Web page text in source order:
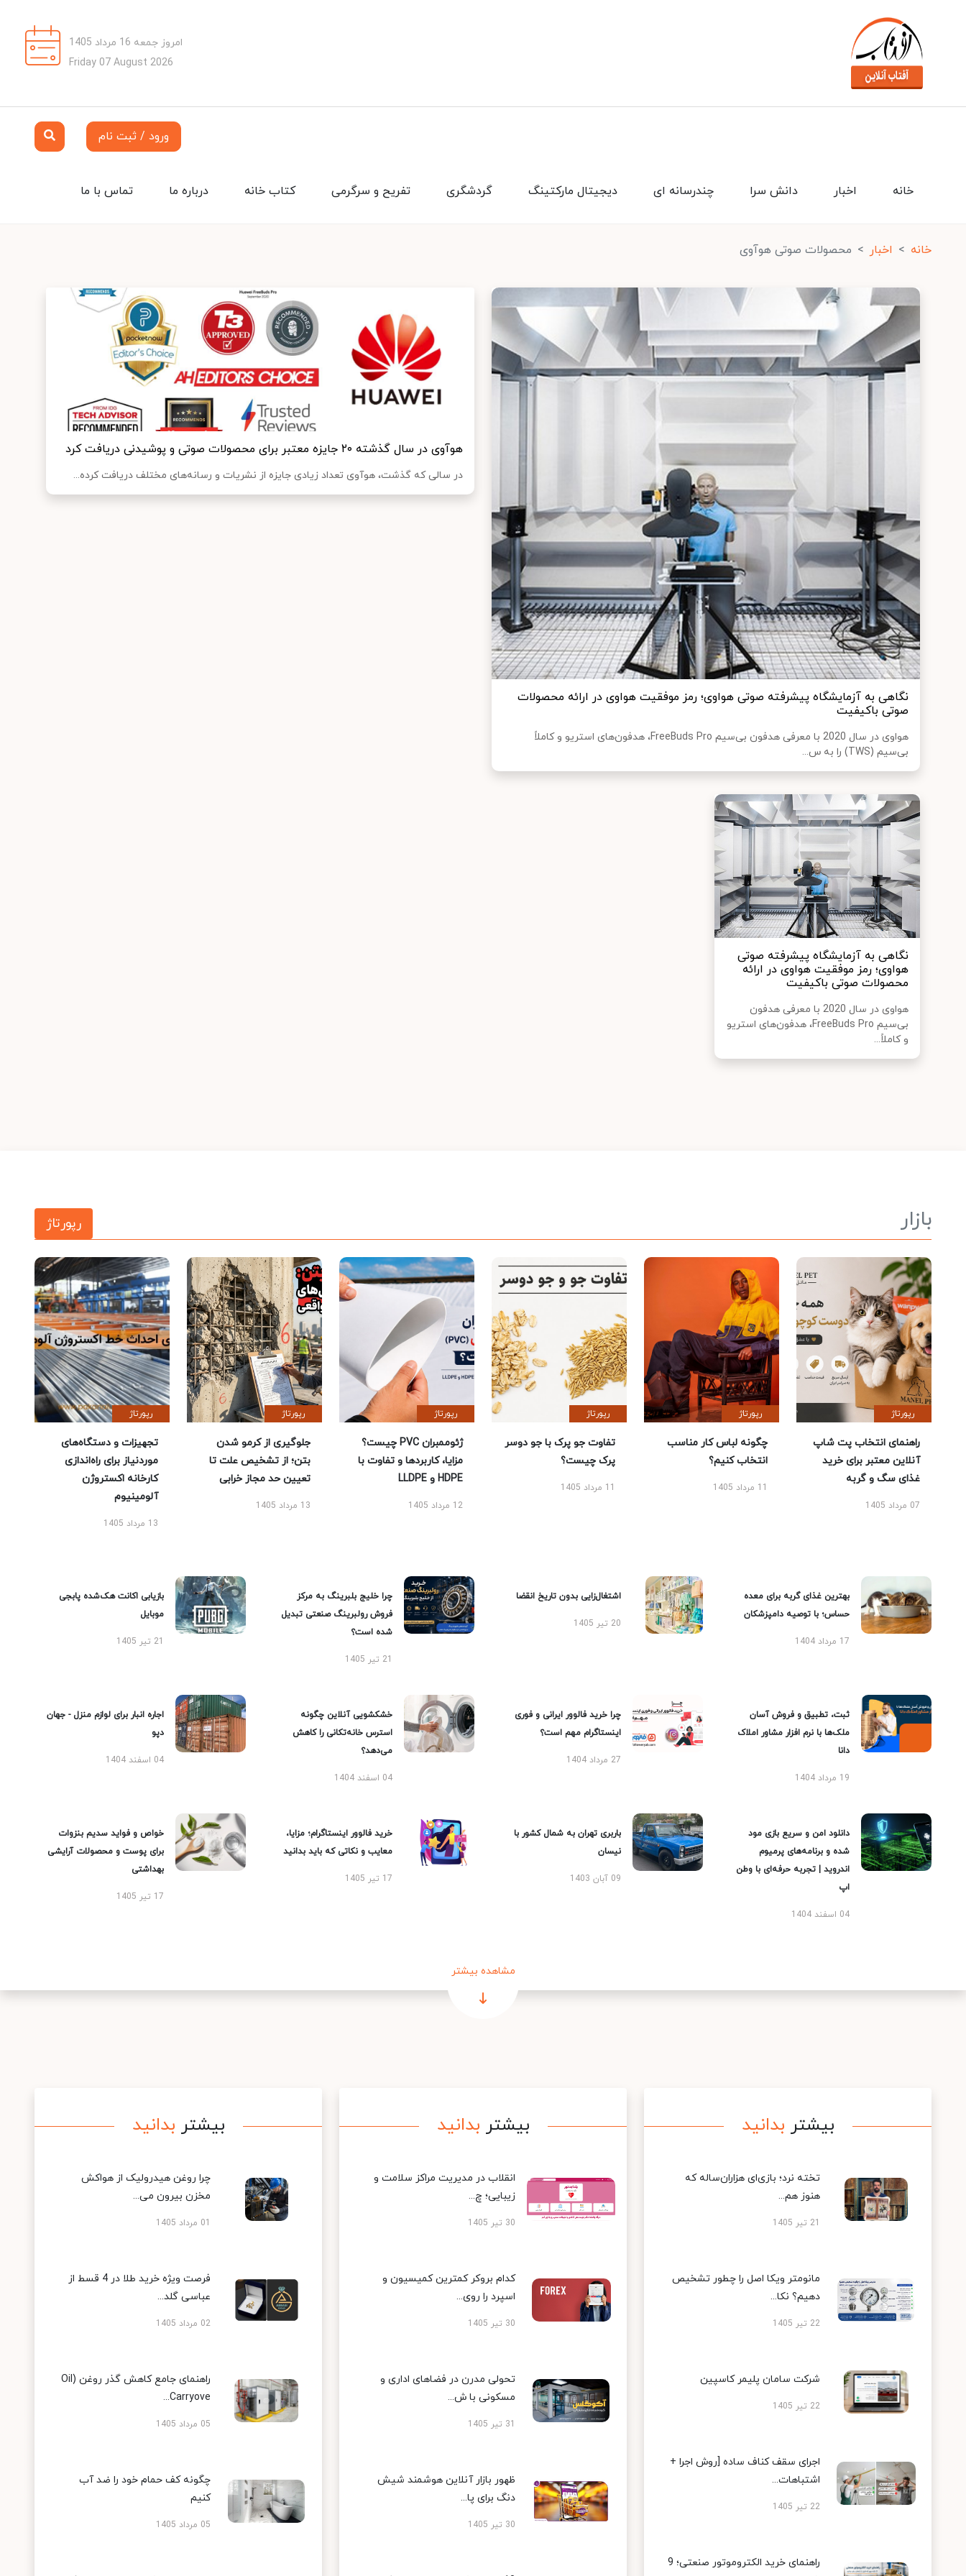
امروز جمعه 16 مرداد 1405
Friday 07 August 2026
ورود / ثبت نام
تماس با ما درباره ما کتاب خانه تفریح و سرگرمی گردشگری دیجیتال مارکتینگ چندرسانه ای دانش سرا اخبار خانه
خانه اخبار محصولات صوتی هوآوی
نگاهی به آزمایشگاه پیشرفته صوتی هواوی؛ رمز موفقیت هواوی در ارائه محصولات
صوتی باکیفیت
هواوی در سال 2020 با معرفی هدفون بی‌سیم FreeBuds Pro، هدفون‌های استریو و کاملاً
بی‌سیم (TWS) را به س...
هوآوی در سال گذشته ۲۰ جایزه معتبر برای محصولات صوتی و پوشیدنی دریافت کرد
در سالی که گذشت، هوآوی تعداد زیادی جایزه از نشریات و رسانه‌های مختلف دریافت کرده...
نگاهی به آزمایشگاه پیشرفته صوتی
هواوی؛ رمز موفقیت هواوی در ارائه
محصولات صوتی باکیفیت
هواوی در سال 2020 با معرفی هدفون
بی‌سیم FreeBuds Pro، هدفون‌های استریو
و کاملاً...
بازار رپورتاژ
رپورتاژ
راهنمای انتخاب پت شاپ
آنلاین معتبر برای خرید
غذای سگ و گربه
07 مرداد 1405
رپورتاژ
چگونه لباس کار مناسب
انتخاب کنیم؟
11 مرداد 1405
رپورتاژ
تفاوت جو پرک با جو دوسر
پرک چیست؟
11 مرداد 1405
رپورتاژ
ژئوممبران PVC چیست؟
مزایا، کاربردها و تفاوت با
HDPE و LLDPE
12 مرداد 1405
رپورتاژ
جلوگیری از کرمو شدن
بتن؛ از تشخیص علت تا
تعیین حد مجاز خرابی
13 مرداد 1405
رپورتاژ
تجهیزات و دستگاه‌های
موردنیاز برای راه‌اندازی
کارخانه اکستروژن
آلومینیوم
13 مرداد 1405
بهترین غذای گربه برای معده
حساس؛ با توصیه دامپزشکان
17 مرداد 1404
اشتغال‌زایی بدون تاریخ انقضا
20 تیر 1405
چرا خلیج بلبرینگ به مرکز
فروش رولبرینگ صنعتی تبدیل
شده است؟
21 تیر 1405
بازیابی اکانت هک‌شده پابجی
موبایل
21 تیر 1405
ثبت، تطبیق و فروش آسان
ملک‌ها با نرم افزار مشاور املاک
دانا
19 مرداد 1404
چرا خرید فالوور ایرانی و فوری
اینستاگرام مهم است؟
27 مرداد 1404
خشکشویی آنلاین چگونه
استرس خانه‌تکانی را کاهش
می‌دهد؟
04 اسفند 1404
اجاره انبار برای لوازم منزل - جهان
دپو
04 اسفند 1404
دانلود امن و سریع بازی مود
شده و برنامه‌های پرمیوم
اندروید | تجربه حرفه‌ای با وطن
اپ
04 اسفند 1404
باربری تهران به شمال کشور با
نیسان
09 آبان 1403
خرید فالوور اینستاگرام؛ مزایا،
معایب و نکاتی که باید بدانید
17 تیر 1405
خواص و فواید سدیم بنزوات
برای پوست و محصولات آرایشی
بهداشتی
17 تیر 1405
مشاهده بیشتر
بیشتر بدانید
تخته نرد؛ بازی‌ای هزاران‌ساله که
هنوز هم...
21 تیر 1405
مانومتر ویکا اصل را چطور تشخیص
دهیم؟ نکا...
22 تیر 1405
شرکت سامان پلیمر کاسپین
22 تیر 1405
اجرای سقف کناف ساده [روش اجرا +
اشتباهات...
22 تیر 1405
راهنمای خرید الکتروموتور صنعتی؛ 9
بیشتر بدانید
انقلاب در مدیریت مراکز سلامت و
زیبایی؛ چ...
30 تیر 1405
کدام بروکر کمترین کمیسیون و
اسپرد را روی...
30 تیر 1405
تحولی مدرن در فضاهای اداری و
مسکونی با ش...
31 تیر 1405
ظهور بازار آنلاین هوشمند شیش
دنگ برای پا...
30 تیر 1405
بیشتر بدانید
چرا روغن هیدرولیک از هواکش
مخزن بیرون می...
01 مرداد 1405
فرصت ویژه خرید طلا در 4 قسط از
عباسی گلد...
02 مرداد 1405
راهنمای جامع کاهش گذر روغن (Oil
Carryove...
05 مرداد 1405
چگونه کف حمام خود را ضد آب
کنیم
05 مرداد 1405